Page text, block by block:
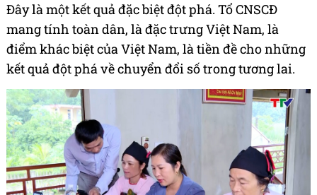
Đây là một kết quả đặc biệt đột phá. Tổ CNSCĐ
mang tính toàn dân, là đặc trưng Việt Nam, là
điểm khác biệt của Việt Nam, là tiền đề cho những
kết quả đột phá về chuyển đổi số trong tương lai.